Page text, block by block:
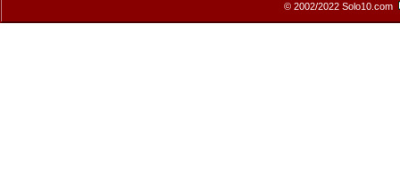
© 2002/2022 Solo10.com